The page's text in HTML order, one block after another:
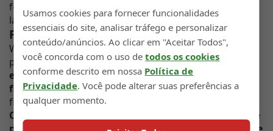
for distilleries of all sizes, from craft producers to
large-scale operations.
Flexible Customization Options
While maintaining the classic 750ml form factor,
personalize your bottles withcustom colors,
embossed logos, unique closures, and specialized
finishes. Create distinctive brand identity within the
framework of an industry-proven design.
Contact us today to request samples and wholesale
pricing. Experience why our 750ml glass spirit bottle
Usamos cookies para fornecer funcionalidades
essenciais do site, analisar tráfego e personalizar
conteúdo/anúncios. Ao clicar em "Aceitar Todos",
você concorda com o uso detodos os cookies
conforme descrito em nossa Política de
Privacidade. Você pode alterar suas preferências a
qualquer momento.